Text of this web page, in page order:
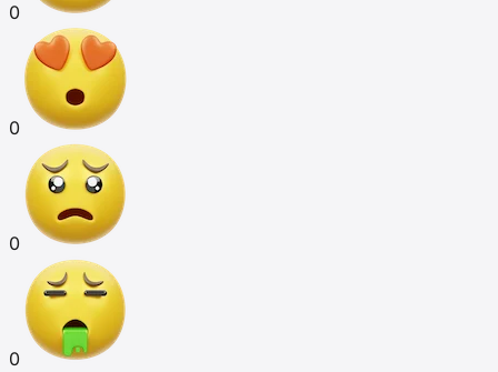
0
0
0
0